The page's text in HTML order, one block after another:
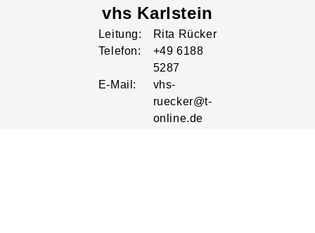
vhs Karlstein
Leitung: Rita Rücker
Telefon:
+49 6188
5287
E-Mail:
vhs-
ruecker@t-
online.de